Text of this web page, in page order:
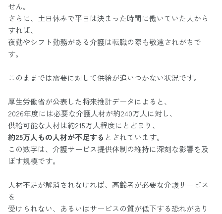
せん。
さらに、土日休みで平日は決まった時間に働いていた人から
すれば、
夜勤やシフト勤務がある介護は転職の際も敬遠されがちで
す。
このままでは需要に対して供給が追いつかない状況です。
厚生労働省が公表した将来推計データによると、
2026年度には必要な介護人材が約240万人に対し、
供給可能な人材は約215万人程度にとどまり、
約25万人もの人材が不足する とされています。
この数字は、介護サービス提供体制の維持に深刻な影響を及
ぼす規模です。
人材不足が解消されなければ、高齢者が必要な介護サービス
を
受けられない、あるいはサービスの質が低下する恐れがあり